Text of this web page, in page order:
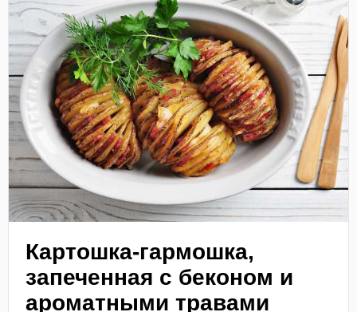
Картошка-гармошка,
запеченная с беконом и
ароматными травами